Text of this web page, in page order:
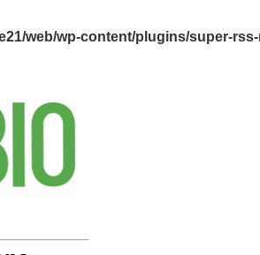
web/wp-content/plugins/super-